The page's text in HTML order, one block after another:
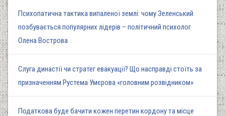
Психопатична тактика випаленої землі: чому Зеленський
позбувається популярних лідерів – політичний психолог
Олена Вострова
Слуга династії чи стратег евакуації? Що насправді стоїть за
призначенням Рустема Умєрова «головним розвідником»
Податкова буде бачити кожен перетин кордону та місце